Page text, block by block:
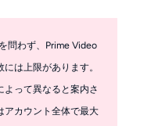
問わず、Prime Video
は上限があります。
って異なると案内さ
アカウント全体で最大